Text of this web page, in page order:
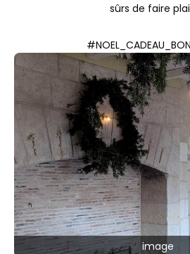
sûrs de faire
image